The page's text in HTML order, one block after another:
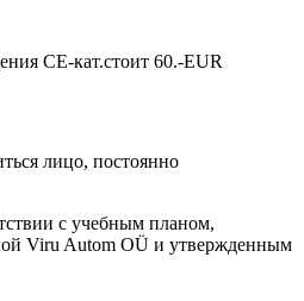
СЕ-кат.стоит 60.-EUR
лицо, постоянно
с учебным планом,
Viru Autom OÜ и утвержденным